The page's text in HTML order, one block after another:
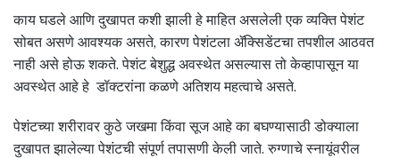
काय घडले आणि दुखापत कशी झाली हे माहित असलेली एक व्यक्ति पेशंट
सोबत असणे आवश्यक असते, कारण पेशंटला ॲक्सिडेंटचा तपशील आठवत
नाही असे होऊ शकते. पेशंट बेशुद्ध अवस्थेत असल्यास तो केव्हापासून या
अवस्थेत आहे हे डॉक्टरांना कळणे अतिशय महत्वाचे असते.
पेशंटच्या शरीरावर कुठे जखमा किंवा सूज आहे का बघण्यासाठी डोक्याला
दुखापत झालेल्या पेशंटची संपूर्ण तपासणी केली जाते. रुग्णाचे स्नायूंवरील